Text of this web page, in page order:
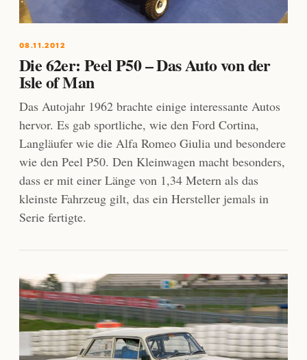
08.11.2012
Die 62er: Peel P50 – Das Auto von der
Isle of Man
Das Autojahr 1962 brachte einige interessante Autos
hervor. Es gab sportliche, wie den Ford Cortina,
Langläufer wie die Alfa Romeo Giulia und besondere
wie den Peel P50. Den Kleinwagen macht besonders,
dass er mit einer Länge von 1,34 Metern als das
kleinste Fahrzeug gilt, das ein Hersteller jemals in
Serie fertigte.